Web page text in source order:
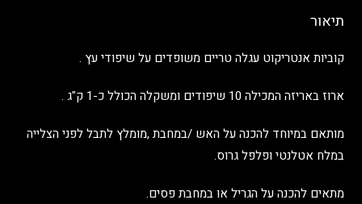
תיאור
קוביות אנטריקוט עגלה טריים משופדים על שיפודי עץ .
ארוז באריזה המכילה 10 שיפודים ומשקלה הכולל כ-1 ק"ג .
מותאם במיוחד להכנה על האש /במחבת ,מומלץ לתבל לפני הצלייה
במלח אטלנטי ופלפל גרוס.
מתאים להכנה על הגריל או במחבת פסים.